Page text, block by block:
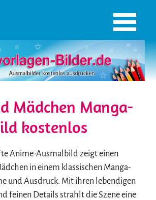
Mädchen Manga-
kostenlos
Anime-Ausmalbild zeigt einen
in einem klassischen Manga-
und Ausdruck. Mit ihren lebendigen
feinen Details strahlt die Szene eine